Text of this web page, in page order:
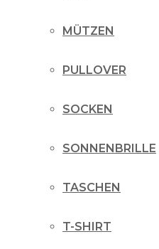
MÜTZEN
PULLOVER
SOCKEN
SONNENBRILLE
TASCHEN
T-SHIRT